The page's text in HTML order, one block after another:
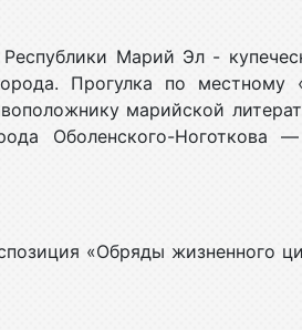
Марий Эл -
Прогулка по местному
марийской
Оболенского-Ноготкова —
«Обряды жизненного